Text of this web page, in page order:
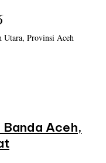
Utara, Provinsi Aceh
Aceh,